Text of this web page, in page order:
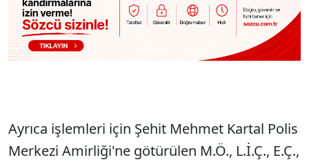
Ayrıca işlemleri için Şehit Mehmet Kartal Polis
Merkezi Amirliği'ne götürülen M.Ö., L.İ.Ç., E.Ç.,